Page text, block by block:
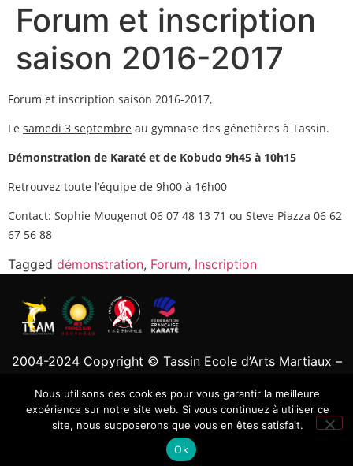
Forum et inscription
saison 2016-2017
Forum et inscription saison 2016-2017,
Le samedi 3 septembre au gymnase des génetières à Tassin.
Démonstration de Karaté et de Kobudo 9h45 à 10h15
Retrouvez toute l’équipe de 9h00 à 16h00
Contact: Sophie Mougenot 06 07 48 13 71 ou Steve Piazza 06 62
67 56 88
Tagged démonstration, Forum, Inscription
2004-2024 Copyright © Tassin Ecole d’Arts Martiaux –
Nous utilisons des cookies pour vous garantir la meilleure
expérience sur notre site web. Si vous continuez à utiliser ce
site, nous supposerons que vous en êtes satisfait.
Ok